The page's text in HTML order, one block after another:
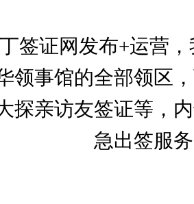
签证网发布+运营
领事馆的全部领区
探亲访友签证等，
急出签服